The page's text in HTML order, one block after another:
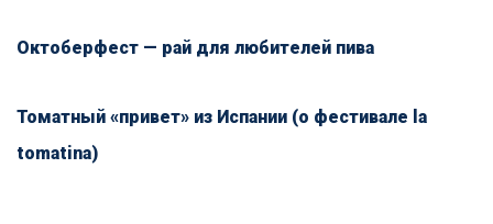
Октоберфест — рай для любителей пива
Томатный «привет» из Испании (о фестивале la
tomatina)